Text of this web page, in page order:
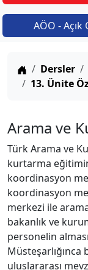
AÖO -
Anasayfa
Dersler
13. Ünite
Arama ve
Türk Arama ve
kurtarma
koordinasyon
koordinasyon
merkezi ile
bakanlık ve
personelin
uluslararası